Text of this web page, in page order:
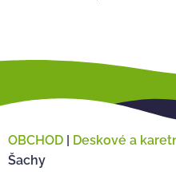
OBCHOD | Deskové a
Šachy